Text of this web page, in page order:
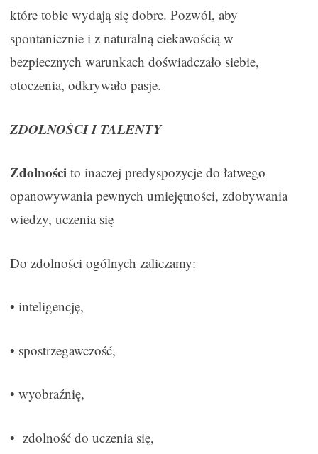
które tobie wydają się dobre. Pozwól, aby
spontanicznie i z naturalną ciekawością w
bezpiecznych warunkach doświadczało siebie,
otoczenia, odkrywało pasje.
ZDOLNOŚCI I TALENTY
Zdolnościto inaczej predyspozycje do łatwego
opanowywania pewnych umiejętności, zdobywania
wiedzy, uczenia się
Do zdolności ogólnych zaliczamy:
• inteligencję,
• spostrzegawczość,
• wyobraźnię,
• zdolność do uczenia się,